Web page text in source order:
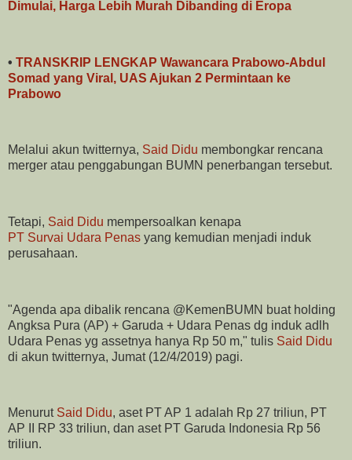
Dimulai, Harga Lebih Murah Dibanding di Eropa
• TRANSKRIP LENGKAP Wawancara Prabowo-Abdul
Somad yang Viral, UAS Ajukan 2 Permintaan ke
Prabowo
Melalui akun twitternya, Said Didu membongkar rencana
merger atau penggabungan BUMN penerbangan tersebut.
Tetapi, Said Didu mempersoalkan kenapa
PT Survai Udara Penas yang kemudian menjadi induk
perusahaan.
"Agenda apa dibalik rencana @KemenBUMN buat holding
Angksa Pura (AP) + Garuda + Udara Penas dg induk adlh
Udara Penas yg assetnya hanya Rp 50 m," tulis Said Didu
di akun twitternya, Jumat (12/4/2019) pagi.
Menurut Said Didu, aset PT AP 1 adalah Rp 27 triliun, PT
AP II RP 33 triliun, dan aset PT Garuda Indonesia Rp 56
triliun.